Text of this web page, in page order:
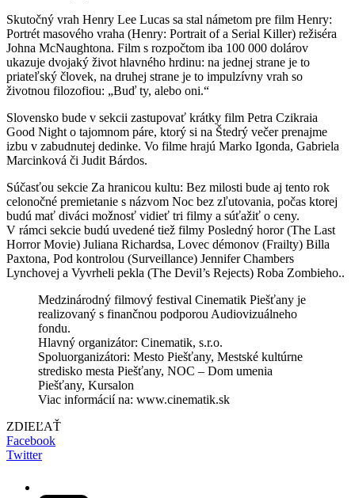
Skutočný vrah Henry Lee Lucas sa stal námetom pre film Henry:
Portrét masového vraha (Henry: Portrait of a Serial Killer) režiséra
Johna McNaughtona. Film s rozpočtom iba 100 000 dolárov
ukazuje dvojaký život hlavného hrdinu: na jednej strane je to
priateľský človek, na druhej strane je to impulzívny vrah so
životnou filozofiou: „Buď ty, alebo oni.“
Slovensko bude v sekcii zastupovať krátky film Petra Czikraia
Good Night o tajomnom páre, ktorý si na Štedrý večer prenajme
izbu v zabudnutej dedinke. Vo filme hrajú Marko Igonda, Gabriela
Marcinková či Judit Bárdos.
Súčasťou sekcie Za hranicou kultu: Bez milosti bude aj tento rok
celonočné premietanie s názvom Noc bez zľutovania, počas ktorej
budú mať diváci možnosť vidieť tri filmy a súťažiť o ceny.
V rámci sekcie budú uvedené tiež filmy Posledný horor (The Last
Horror Movie) Juliana Richardsa, Lovec démonov (Frailty) Billa
Paxtona, Pod kontrolou (Surveillance) Jennifer Chambers
Lynchovej a Vyvrheli pekla (The Devil’s Rejects) Roba Zombieho..
Medzinárodný filmový festival Cinematik Piešťany je
realizovaný s finančnou podporou Audiovizuálneho
fondu.
Hlavný organizátor: Cinematik, s.r.o.
Spoluorganizátori: Mesto Piešťany, Mestské kultúrne
stredisko mesta Piešťany, NOC – Dom umenia
Piešťany, Kursalon
Viac informácií na: www.cinematik.sk
ZDIEĽAŤ
Facebook
Twitter